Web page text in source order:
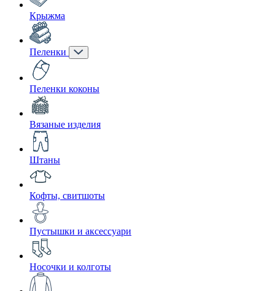
Крыжма
Пеленки
Пеленки коконы
Вязаные изделия
Штаны
Кофты, свитшоты
Пустышки и аксессуари
Носочки и колготы